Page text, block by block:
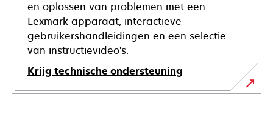
en oplossen van problemen met een
Lexmark apparaat, interactieve
gebruikershandleidingen en een selectie
van instructievideo's.
Krijg technische ondersteuning
opens
in